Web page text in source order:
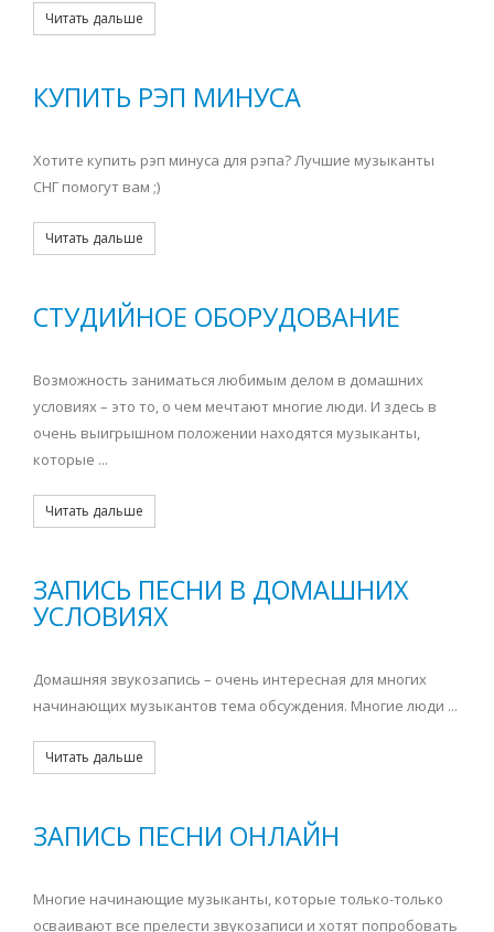
Читать дальше
КУПИТЬ РЭП МИНУСА
Хотите купить рэп минуса для рэпа? Лучшие музыканты
СНГ помогут вам ;)
Читать дальше
СТУДИЙНОЕ ОБОРУДОВАНИЕ
Возможность заниматься любимым делом в домашних
условиях – это то, о чем мечтают многие люди. И здесь в
очень выигрышном положении находятся музыканты,
которые ...
Читать дальше
ЗАПИСЬ ПЕСНИ В ДОМАШНИХ
УСЛОВИЯХ
Домашняя звукозапись – очень интересная для многих
начинающих музыкантов тема обсуждения. Многие люди ...
Читать дальше
ЗАПИСЬ ПЕСНИ ОНЛАЙН
Многие начинающие музыканты, которые только-только
осваивают все прелести звукозаписи и хотят попробовать